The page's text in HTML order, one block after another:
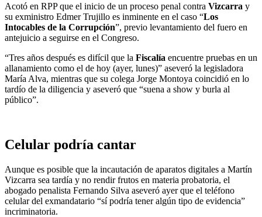
Acotó en RPP que el inicio de un proceso penal contra Vizcarra y
su exministro Edmer Trujillo es inminente en el caso “Los
Intocables de la Corrupción”, previo levantamiento del fuero en
antejuicio a seguirse en el Congreso.
“Tres años después es difícil que la Fiscalía encuentre pruebas en un
allanamiento como el de hoy (ayer, lunes)” aseveró la legisladora
María Alva, mientras que su colega Jorge Montoya coincidió en lo
tardío de la diligencia y aseveró que “suena a show y burla al
público”.
Celular podría cantar
Aunque es posible que la incautación de aparatos digitales a Martín
Vizcarra sea tardía y no rendir frutos en materia probatoria, el
abogado penalista Fernando Silva aseveró ayer que el teléfono
celular del exmandatario “sí podría tener algún tipo de evidencia”
incriminatoria.